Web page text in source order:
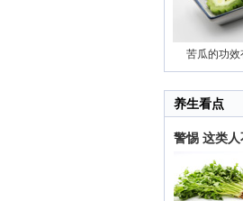
苦瓜的功效
养生看点
警惕 这类